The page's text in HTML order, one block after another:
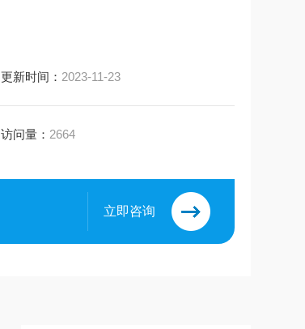
更新时间： 2023-11-23
访问量： 2664
立即咨询